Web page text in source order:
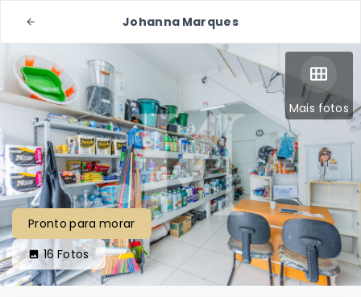
Johanna Marques
Mais fotos
Pronto para morar
16 Fotos